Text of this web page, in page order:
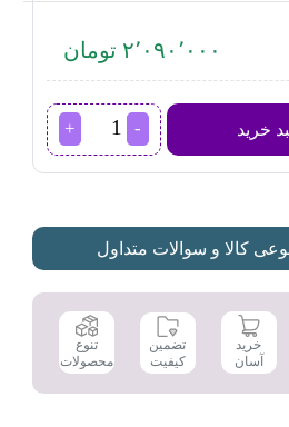
۲٬۰۹۰٬۰۰۰ تومان
خرید
سشوار
فیلیپس
کالا و سوالات متداول
خرید
آسان
تضمین
کیفیت
تنوع
محصولات